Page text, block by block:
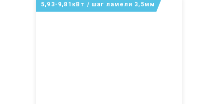
5,93-9,81кВт / шаг ламели 3,5мм